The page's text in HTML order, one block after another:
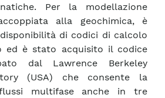
Per la modellazione
alla geochimica, è
di codici di calcolo
ed è stato acquisito il codice
dal Lawrence Berkeley
(USA) che consente la
multifase anche in tre